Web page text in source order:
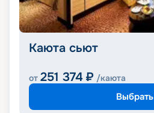
Каюта сьют
от 251 374 ₽ /каюта
Выбрать